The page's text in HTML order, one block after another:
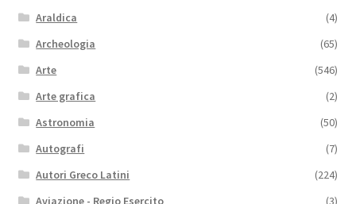
Araldica
(4)
Archeologia
(65)
Arte
(546)
Arte grafica
(2)
Astronomia
(50)
Autografi
(7)
Autori Greco Latini
(224)